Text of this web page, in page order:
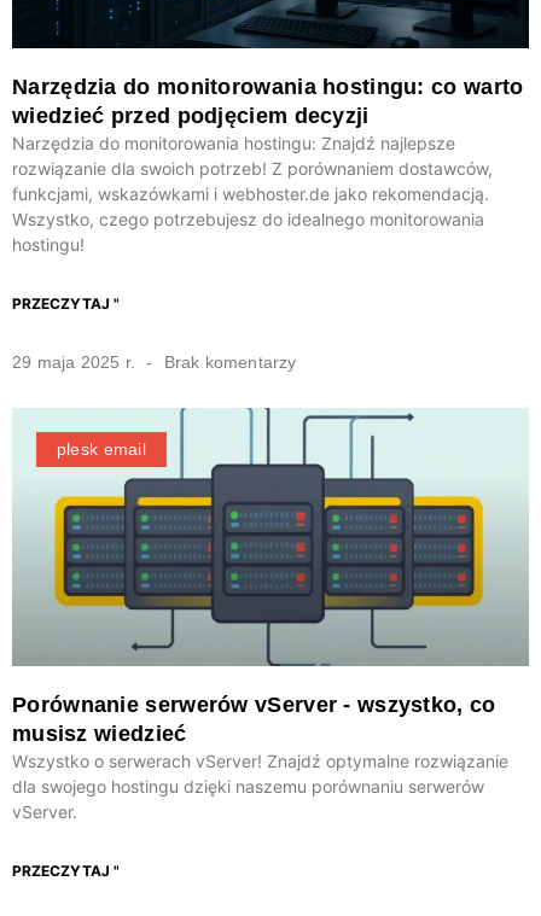
Narzędzia do monitorowania hostingu: co warto
wiedzieć przed podjęciem decyzji
Narzędzia do monitorowania hostingu: Znajdź najlepsze
rozwiązanie dla swoich potrzeb! Z porównaniem dostawców,
funkcjami, wskazówkami i webhoster.de jako rekomendacją.
Wszystko, czego potrzebujesz do idealnego monitorowania
hostingu!
PRZECZYTAJ "
29 maja 2025 r. Brak komentarzy
plesk email
Porównanie serwerów vServer - wszystko, co
musisz wiedzieć
Wszystko o serwerach vServer! Znajdź optymalne rozwiązanie
dla swojego hostingu dzięki naszemu porównaniu serwerów
vServer.
PRZECZYTAJ "